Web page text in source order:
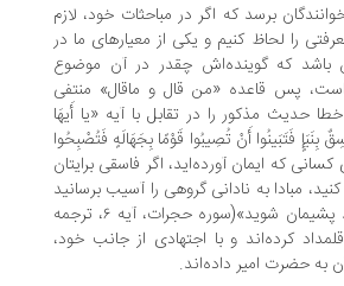
برسد که اگر در مباحثات خود، لازم
کنیم و یکی از معیارهای ما در
گوینده‌اش چقدر در آن موضوع
«من قال و ماقال» منتفی
را در تقابل با آیه «یا أَیهَا
أَنْ تُصِیبُوا قَوْمًا بِجَهَالَهٍ فَتُصْبِحُوا
ایمان آورده‌اید، اگر فاسقی برایتان
به نادانی گروهی را آسیب برسانید
و [بعد،] از آنچه کرده‌اید پشیمان شوید»(سوره حجرات، آیه ۶، ترجمه
و با اجتهادی از جانب خود،
امیر داده‌اند.